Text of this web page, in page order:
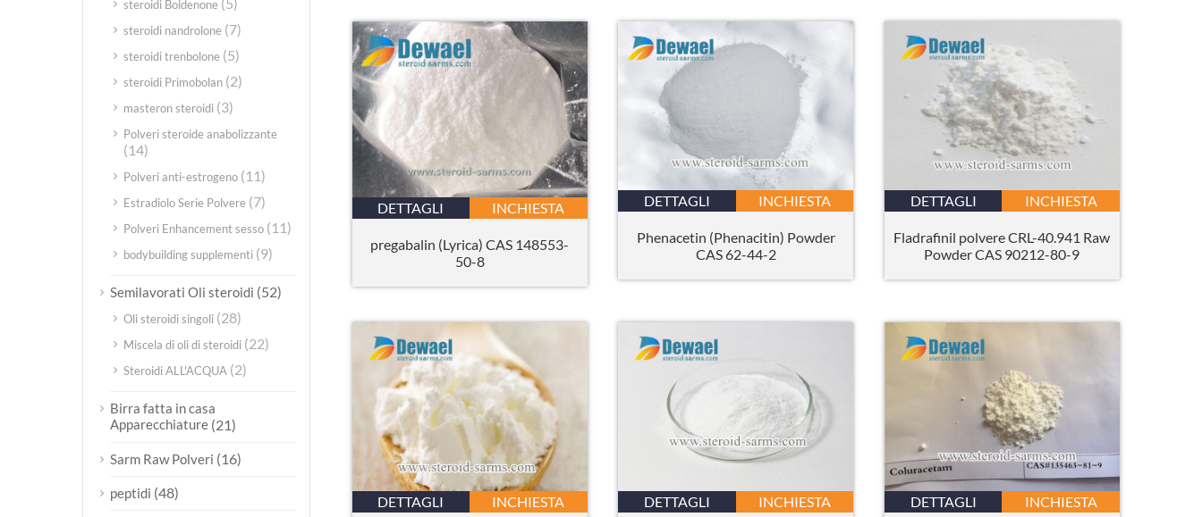
DETTAGLI INCHIESTA
pregabalin (Lyrica) CAS 148553-
50-8
DETTAGLI INCHIESTA
Phenacetin (Phenacitin) Powder
CAS 62-44-2
DETTAGLI INCHIESTA
Fladrafinil polvere CRL-40.941 Raw
Powder CAS 90212-80-9
DETTAGLI INCHIESTA DETTAGLI INCHIESTA DETTAGLI INCHIESTA
steroidi Boldenone
steroidi nandrolone (7)
steroidi trenbolone (5)
steroidi Primobolan (2)
masteron steroidi (3)
Polveri steroide anabolizzante
(14)
Polveri anti-estrogeno (11)
Estradiolo Serie Polvere (7)
Polveri Enhancement sesso (11)
bodybuilding supplementi (9)
Semilavorati Oli steroidi (52)
Oli steroidi singoli (28)
Miscela di oli di steroidi (22)
Steroidi ALL'ACQUA (2)
Birra fatta in casa
Apparecchiature (21)
Sarm Raw Polveri (16)
peptidi (48)